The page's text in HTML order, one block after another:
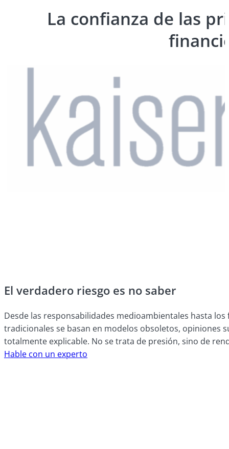
La confianza de las
El verdadero riesgo es no saber
Desde las responsabilidades medioambientales hasta
tradicionales se basan en modelos obsoletos, opiniones
totalmente explicable. No se trata de presión, sino de
Hable con un experto